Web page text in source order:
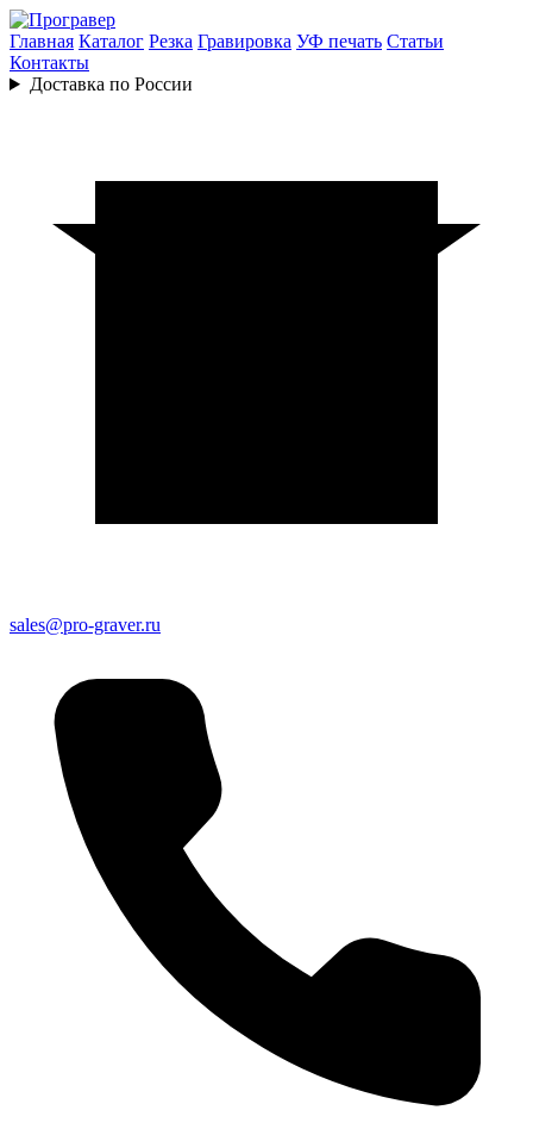
Главная Каталог Резка Гравировка УФ печать Статьи
Контакты
Доставка по России
sales@pro-graver.ru